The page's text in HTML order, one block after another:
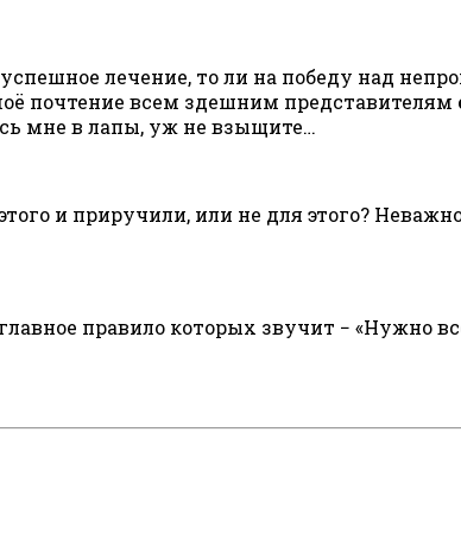
лечение, то ли на победу над
почтение всем здешним представителям
мне в лапы, уж не взыщите…
и приручили, или не для этого?
правило которых звучит − «Нужно